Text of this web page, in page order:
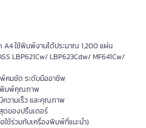
ใช้พิมพ์งานได้ประมาณ 1,200 แผ่น
LBP621Cw/ LBP623Cdw/ MF641Cw/
คมชัด ระดับมืออาชีพ
พิมพ์คุณภาพ
วามเร็ว และคุณภาพ
ดของปริ้นเตอร์
ใช้ร่วมกับเครื่องพิมพ์ที่แนะนำ)